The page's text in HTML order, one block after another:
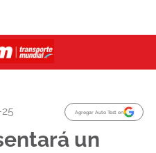
Agregar Auto Test en
un